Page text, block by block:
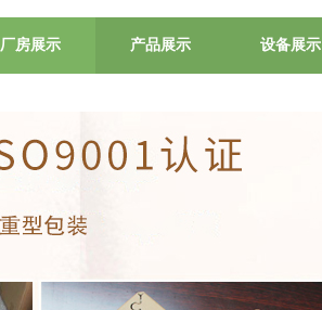
厂房展示 产品展示 设备展示